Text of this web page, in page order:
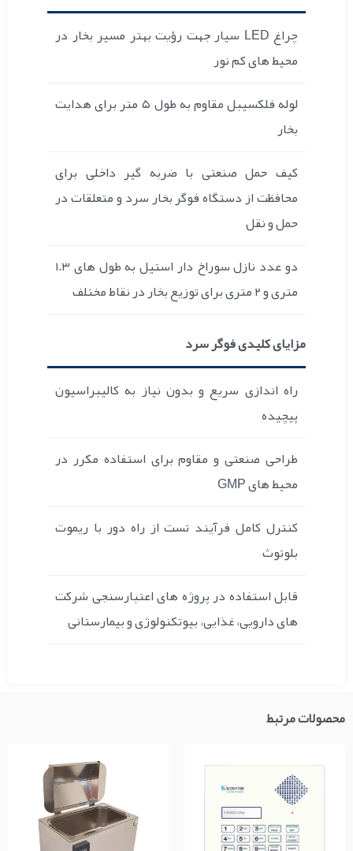
چراغ LED سیار جهت رؤیت بهتر مسیر بخار در
محیط های کم نور
لوله فلکسیبل مقاوم به طول ۵ متر برای هدایت
بخار
کیف حمل صنعتی با ضربه گیر داخلی برای
محافظت از دستگاه فوگر بخار سرد و متعلقات در
حمل و نقل
دو عدد نازل سوراخ دار استیل به طول های ۱.۳
متری و ۲ متری برای توزیع بخار در نقاط مختلف
مزایای کلیدی فوگر سرد
راه‌ اندازی سریع و بدون نیاز به کالیبراسیون
پیچیده
طراحی صنعتی و مقاوم برای استفاده مکرر در
محیط های GMP
کنترل کامل فرآیند تست از راه دور با ریموت
بلوتوث
قابل استفاده در پروژه های اعتبارسنجی شرکت
های دارویی، غذایی، بیوتکنولوژی و بیمارستانی
محصولات مرتبط